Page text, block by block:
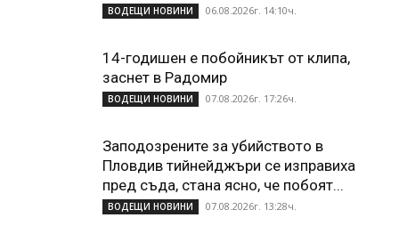
ВОДЕЩИ НОВИНИ 06.08.2026г. 14:10ч.
14-годишен е побойникът от клипа,
заснет в Радомир
ВОДЕЩИ НОВИНИ 07.08.2026г. 17:26ч.
Заподозрените за убийството в
Пловдив тийнейджъри се изправиха
пред съда, стана ясно, че побоят...
ВОДЕЩИ НОВИНИ 07.08.2026г. 13:28ч.